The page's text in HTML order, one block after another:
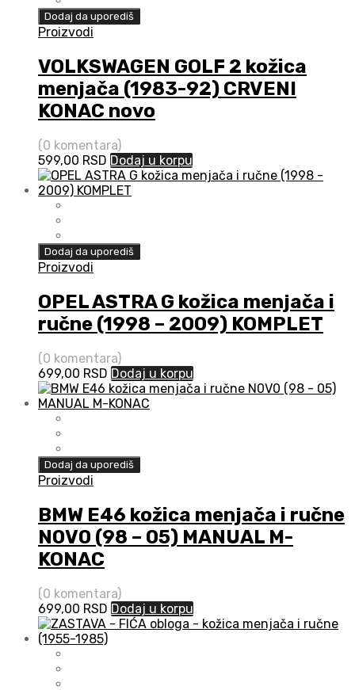
Dodaj da uporediš
Proizvodi
VOLKSWAGEN GOLF 2 kožica
menjača (1983-92) CRVENI
KONAC novo
(0 komentara)
599,00 RSD Dodaj u korpu
Dodaj da uporediš
Proizvodi
OPEL ASTRA G kožica menjača i
ručne (1998 – 2009) KOMPLET
(0 komentara)
699,00 RSD Dodaj u korpu
Dodaj da uporediš
Proizvodi
BMW E46 kožica menjača i ručne
N0V0 (98 – 05) MANUAL M-
KONAC
(0 komentara)
699,00 RSD Dodaj u korpu